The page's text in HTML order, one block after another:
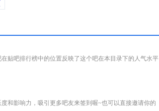
贴吧排行榜中的位置反映了这个吧在本目录下的人气水平
和影响力，吸引更多吧友来签到喔~也可以直接邀请你的